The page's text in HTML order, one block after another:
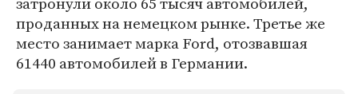
проданных на немецком рынке. Третье же
место занимает марка Ford, отозвавшая
61440 автомобилей в Германии.